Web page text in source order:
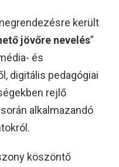
került
jövőre nevelés”
és
digitális pedagógiai
rejlő
alkalmazandó
köszöntő